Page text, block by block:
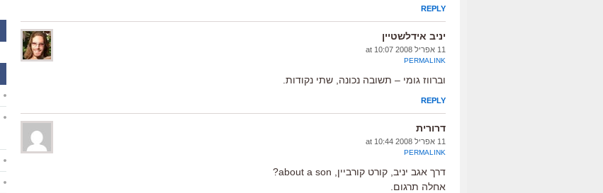
REPLY
יניב אידלשטיין
11 אפריל 2008 at 10:07
PERMALINK
וברווז גומי – תשובה נכונה, שתי נקודות.
REPLY
דרורית
11 אפריל 2008 at 10:44
PERMALINK
דרך אגב יניב, קורט קורביין, about a son?
אחלה תרגום.